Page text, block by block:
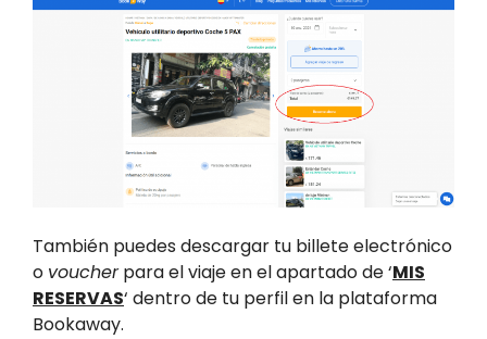
También puedes descargar tu billete electrónico
o voucherpara el viaje en el apartado de ‘MIS
RESERVAS‘ dentro de tu perfil en la plataforma
Bookaway.